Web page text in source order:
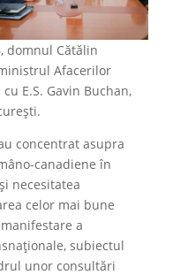
domnul Cătălin
Afacerilor
E.S. Gavin Buchan,
concentrat asupra
canadiene în
necesitatea
celor mai bune
a
subiectul
unor consultări